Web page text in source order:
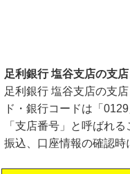
足利銀行 塩谷支店の支
足利銀行 塩谷支店の支
ド・銀行コードは「
「支店番号」と呼ばれ
振込、口座情報の確認時